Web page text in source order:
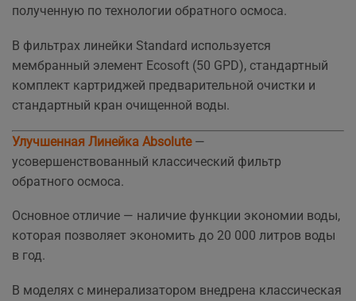
полученную по технологии обратного осмоса.
В фильтрах линейки Standard используется
мембранный элемент Ecosoft (50 GPD), стандартный
комплект картриджей предварительной очистки и
стандартный кран очищенной воды.
Улучшенная Линейка Absolute —
усовершенствованный классический фильтр
обратного осмоса.
Основное отличие — наличие функции экономии воды,
которая позволяет экономить до 20 000 литров воды
в год.
В моделях с минерализатором внедрена классическая